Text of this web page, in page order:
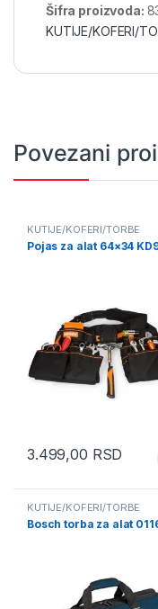
Šifra proizvoda:
KUTIJE/KOFERI/
Povezani
KUTIJE/KOFERI/TORBE
Pojas za alat 64×34
3.499,00 RSD
KUTIJE/KOFERI/TORBE
Bosch torba za alat